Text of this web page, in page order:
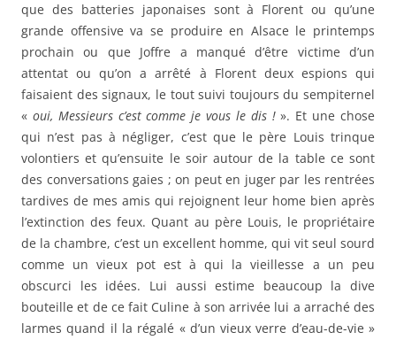
que des batteries japonaises sont à Florent ou qu’une
grande offensive va se produire en Alsace le printemps
prochain ou que Joffre a manqué d’être victime d’un
attentat ou qu’on a arrêté à Florent deux espions qui
faisaient des signaux, le tout suivi toujours du sempiternel
« oui, Messieurs c’est comme je vous le dis !». Et une chose
qui n’est pas à négliger, c’est que le père Louis trinque
volontiers et qu’ensuite le soir autour de la table ce sont
des conversations gaies ; on peut en juger par les rentrées
tardives de mes amis qui rejoignent leur home bien après
l’extinction des feux. Quant au père Louis, le propriétaire
de la chambre, c’est un excellent homme, qui vit seul sourd
comme un vieux pot est à qui la vieillesse a un peu
obscurci les idées. Lui aussi estime beaucoup la dive
bouteille et de ce fait Culine à son arrivée lui a arraché des
larmes quand il la régalé « d’un vieux verre d’eau-de-vie »